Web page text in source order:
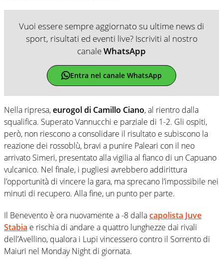
Vuoi essere sempre aggiornato su ultime news di
sport, risultati ed eventi live? Iscriviti al nostro
canaleWhatsApp
Entra nel canale WhatsApp
Nella ripresa,eurogol di Camillo Ciano, al rientro dalla
squalifica. Superato Vannucchi e parziale di 1-2. Gli ospiti,
però, non riescono a consolidare il risultato e subiscono la
reazione dei rossoblù, bravi a punire Paleari con il neo
arrivato Simeri, presentato alla vigilia al fianco di un Capuano
vulcanico. Nel finale, i pugliesi avrebbero addirittura
l’opportunità di vincere la gara, ma sprecano l’impossibile nei
minuti di recupero. Alla fine, un punto per parte.
Il Benevento è ora nuovamente a -8 dallacapolista Juve
Stabia e rischia di andare a quattro lunghezze dai rivali
dell’Avellino, qualora i Lupi vincessero contro il Sorrento di
Maiuri nel Monday Night di giornata.